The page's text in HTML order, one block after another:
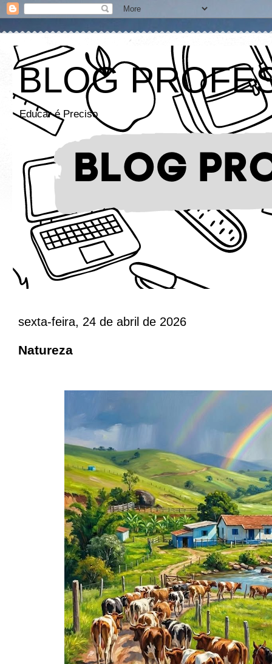
BLOG
Educar é Preciso
sexta-feira, 24 de abril de 2026
Natureza